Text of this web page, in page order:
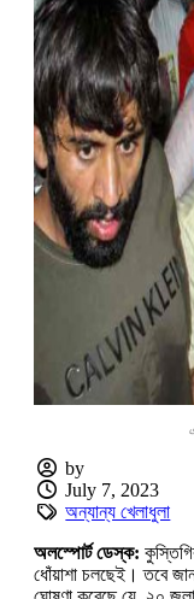
by
July 7, 2023
অন্যান্য খেলাধুলা
অ‌লস্পোর্ট ডেস্ক:
ধোঁয়াশা চলছেই। তবে